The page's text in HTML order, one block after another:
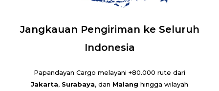
Jangkauan Pengiriman ke Seluruh
Indonesia
Papandayan Cargo melayani +80.000 rute dari
Jakarta, Surabaya, dan Malang hingga wilayah